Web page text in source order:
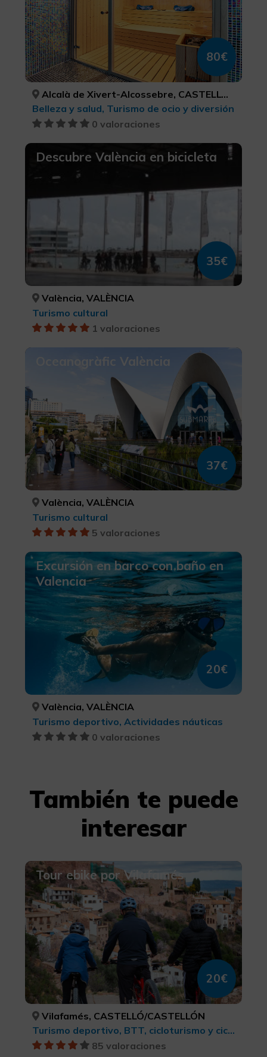
80€
Alcalà de Xivert-Alcossebre, CASTELLÓ/CASTELLÓN
Belleza y salud, Turismo de ocio y diversión
0 valoraciones
Descubre València en bicicleta
35€
València, VALÈNCIA
Turismo cultural
1 valoraciones
Oceanogràfic València
37€
València, VALÈNCIA
Turismo cultural
5 valoraciones
Excursión en barco con baño en
Valencia
20€
València, VALÈNCIA
Turismo deportivo, Actividades náuticas
0 valoraciones
También te puede
interesar
Tour ebike por Vilafamés
20€
Vilafamés, CASTELLÓ/CASTELLÓN
Turismo deportivo, BTT, cicloturismo y ciclismo
85 valoraciones